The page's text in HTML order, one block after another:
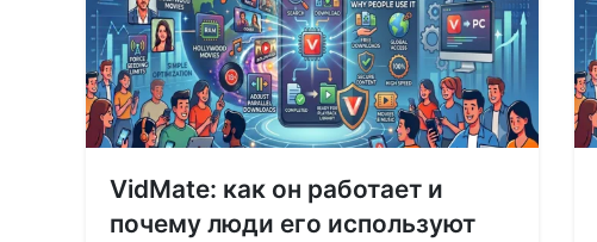
VidMate: как он работает и
почему люди его используют